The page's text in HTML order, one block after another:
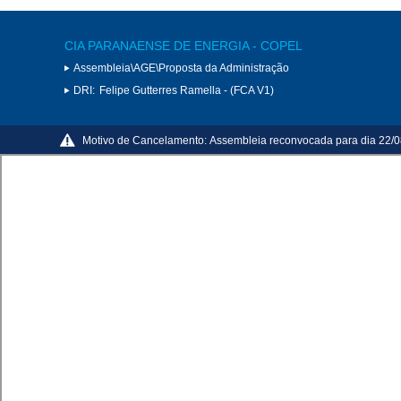
CIA PARANAENSE DE ENERGIA - COPEL
Assembleia\AGE\Proposta da Administração
DRI: Felipe Gutterres Ramella - (FCA V1)
Motivo de Cancelamento: Assembleia reconvocada para dia 22/